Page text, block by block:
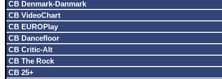
CB Denmark-Danmark
CB VideoChart
CB EUROPlay
CB Dancefloor
CB Critic-Alt
CB The Rock
CB 25+